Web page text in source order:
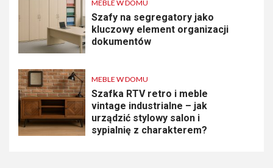
MEBLE W DOMU
Szafy na segregatory jako
kluczowy element organizacji
dokumentów
MEBLE W DOMU
Szafka RTV retro i meble
vintage industrialne – jak
urządzić stylowy salon i
sypialnię z charakterem?